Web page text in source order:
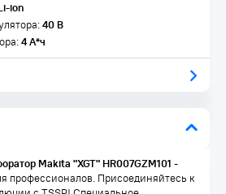
ion
40 В
4 А*ч
Makita "XGT" HR007GZM101 -
профессионалов. Присоединяйтесь к